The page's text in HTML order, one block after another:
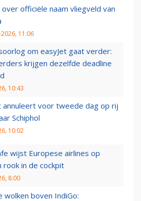
officiële naam vliegveld van
11:06
om easyJet gaat verder:
krijgen dezelfde deadline
10:43
annuleert voor tweede dag op rij
Schiphol
10:02
wijst Europese airlines op
rook in de cockpit
8:00
wolken boven IndiGo: